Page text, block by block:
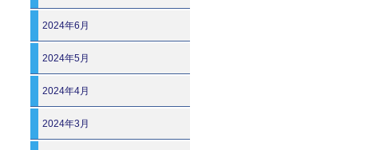
2024年6月
2024年5月
2024年4月
2024年3月